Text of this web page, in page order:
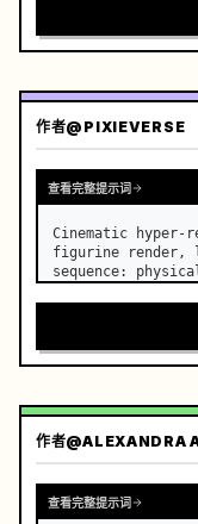
作者@PIXIEVERSE
查看完整提示词
Cinematic
figurine render,
sequence:
作者@ALEXANDRA
查看完整提示词